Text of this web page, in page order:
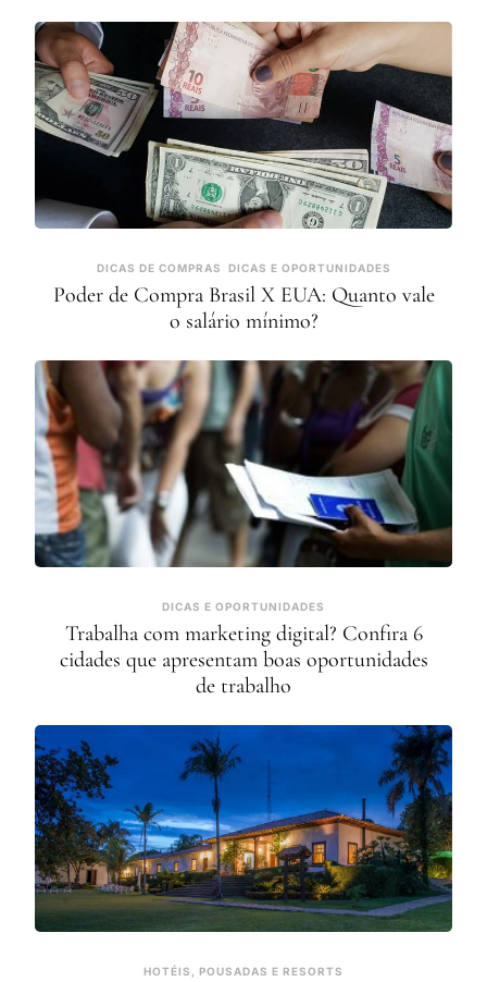
DICAS DE COMPRAS DICAS E OPORTUNIDADES
Poder de Compra Brasil X EUA: Quanto vale
o salário mínimo?
DICAS E OPORTUNIDADES
Trabalha com marketing digital? Confira 6
cidades que apresentam boas oportunidades
de trabalho
HOTÉIS, POUSADAS E RESORTS